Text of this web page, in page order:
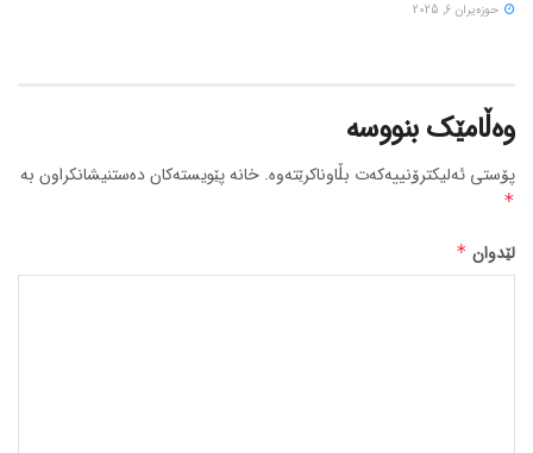
حوزه‌یران 6, 2025
وەڵامێک بنووسە
پۆستی ئەلیکترۆنییەکەت بڵاوناکرێتەوە. خانە پێویستەکان دەستنیشانکراون بە
*
لێدوان *